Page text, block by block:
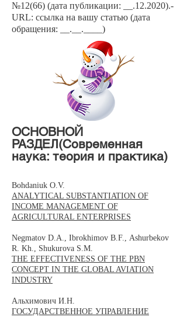
№12(66) (дата публикации: __.12.2020).-
URL: ссылка на вашу статью (дата
обращения: __.__.____)
​ОСНОВНОЙ
РАЗДЕЛ(Современная
наука: теория и практика)
Bohdaniuk O.V.
ANALYTICAL SUBSTANTIATION OF
INCOME MANAGEMENT OF
AGRICULTURAL ENTERPRISES
Negmatov D.A., Ibrokhimov B.F., Ashurbekov
R. Kh., Shukurova S.M.
THE EFFECTIVENESS OF THE PBN
CONCEPT IN THE GLOBAL AVIATION
INDUSTRY
Альхимович И.Н.
ГОСУДАРСТВЕННОЕ УПРАВЛЕНИЕ